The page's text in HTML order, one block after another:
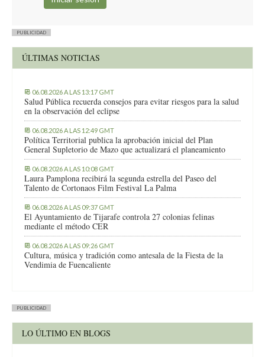
PUBLICIDAD
ÚLTIMAS NOTICIAS
06.08.2026 A LAS 13:17 GMT
Salud Pública recuerda consejos para evitar riesgos para la salud
en la observación del eclipse
06.08.2026 A LAS 12:49 GMT
Política Territorial publica la aprobación inicial del Plan
General Supletorio de Mazo que actualizará el planeamiento
06.08.2026 A LAS 10:08 GMT
Laura Pamplona recibirá la segunda estrella del Paseo del
Talento de Cortonaos Film Festival La Palma
06.08.2026 A LAS 09:37 GMT
El Ayuntamiento de Tijarafe controla 27 colonias felinas
mediante el método CER
06.08.2026 A LAS 09:26 GMT
Cultura, música y tradición como antesala de la Fiesta de la
Vendimia de Fuencaliente
PUBLICIDAD
LO ÚLTIMO EN BLOGS